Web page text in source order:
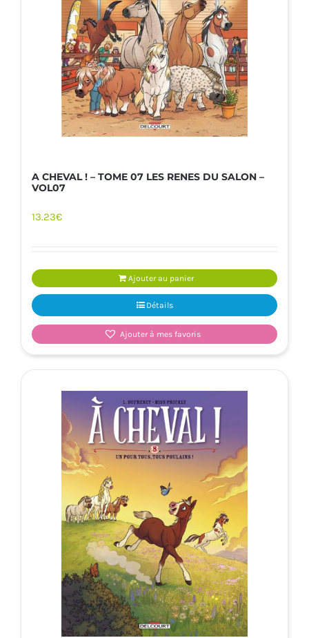
A CHEVAL ! – TOME 07 LES RENES DU SALON –
VOL07
13.23€
Ajouter au panier
Détails
Ajouter à mes favoris